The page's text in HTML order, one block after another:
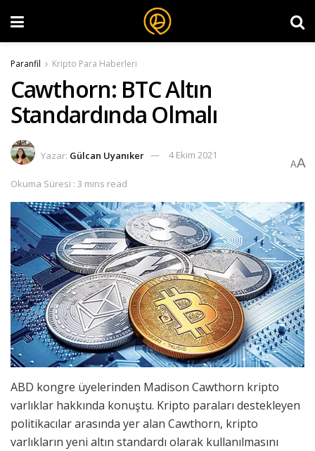
Paranfil Kripto Para Haberleri
Cawthorn: BTC Altın
Standardında Olmalı
Yazar: Gülcan Uyanıker 4 Ekim 2021
Okuma Süresi : 3 mins read
AA
ABD kongre üyelerinden Madison Cawthorn kripto
varlıklar hakkında konuştu. Kripto paraları destekleyen
politikacılar arasında yer alan Cawthorn, kripto
varlıkların yeni altın standardı olarak kullanılmasını